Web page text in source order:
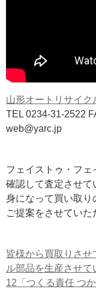
山形オートリサイク
TEL 0234-31-2522
web@yarc.jp
フェイストゥ・フェ
確認して査定させて
身になって買い取り
ご提案をさせていた
皆様から買取りさせ
ル部品を生産させ
12「つくる責任 つ